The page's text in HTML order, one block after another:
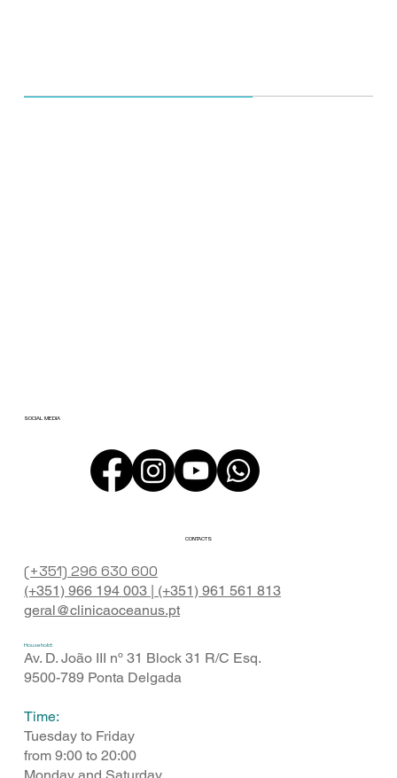
SOCIAL MEDIA
(+351) 296 630 600
(+351) 966 194 003 | (+351) 961 561 813
geral@clinicaoceanus.pt
Household:
Av. D. João III nº 31 Block 31 R/C Esq.
9500-789 Ponta Delgada
Time:
Tuesday to Friday
from 9:00 to 20:00
CONTACTS